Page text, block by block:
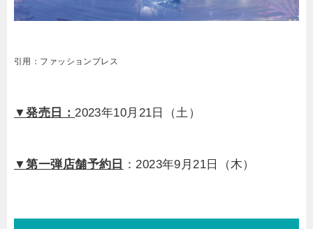
引用：ファッションプレス
▼発売日：2023年10月21日（土）
▼第一弾店舗予約日 ：2023年9月21日（木）